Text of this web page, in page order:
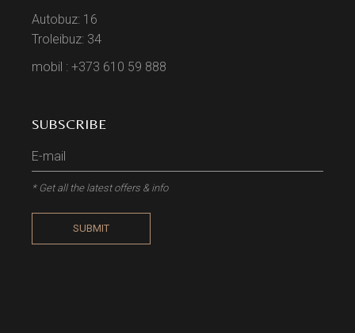
Autobuz: 16
Troleibuz: 34
mobil : +373 610 59 888
SUBSCRIBE
* Get all the latest offers & info
SUBMIT